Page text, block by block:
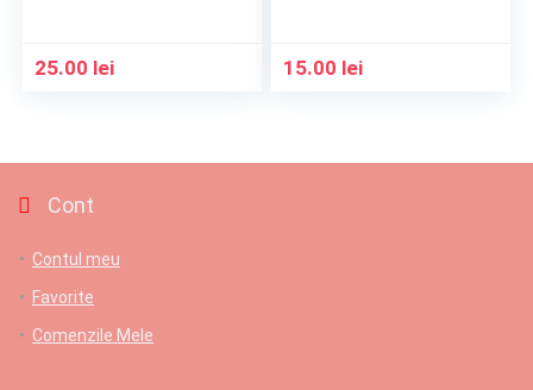
25.00 lei 15.00 lei
Cont
Contul meu
Favorite
Comenzile Mele